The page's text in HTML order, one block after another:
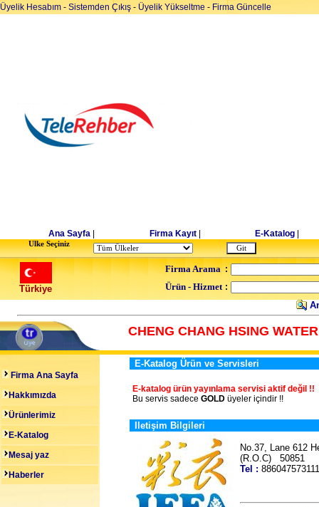
Üyelik Hesabım - Sistemden Çıkış - Üyelik Yükseltme - Firma Güncelle
Ana Sayfa Firma Kayıt E-Katalog|
Ulke Seçiniz
Türkiye
Firma Arama :
Ürün - Hizmet :
CHENG CHANG HSING
Firma Ana Sayfa
Hakkımızda
Ürünlerimiz
E-Katalog
Mesaj yaz
Haberler
E-Katalog Ürün ve Servisleri
E-katalog ürün yayınlama servisi aktif değil !!
Bu servis sadece GOLD üyeler içindir !!
Iletişim Bilgileri
No.37, Lane 612
(R.O.C) 50851
Tel :